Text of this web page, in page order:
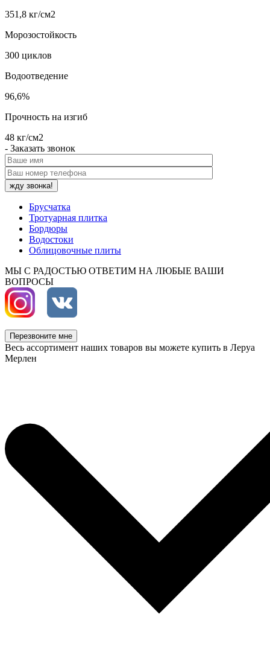
351,8 кг/см2
Морозостойкость
300 циклов
Водоотведение
96,6%
Прочность на изгиб
48 кг/см2
- Заказать звонок
Брусчатка
Тротуарная плитка
Бордюры
Водостоки
Облицовочные плиты
МЫ С РАДОСТЬЮ ОТВЕТИМ НА ЛЮБЫЕ ВАШИ
ВОПРОСЫ
Перезвоните мне
Весь ассортимент наших товаров вы можете купить в Леруа
Мерлен